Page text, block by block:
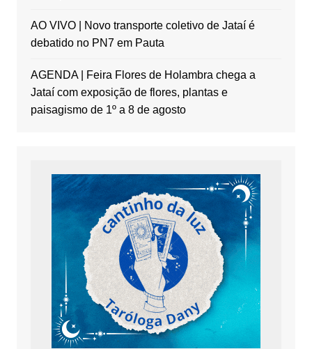
AO VIVO | Novo transporte coletivo de Jataí é
debatido no PN7 em Pauta
AGENDA | Feira Flores de Holambra chega a
Jataí com exposição de flores, plantas e
paisagismo de 1º a 8 de agosto